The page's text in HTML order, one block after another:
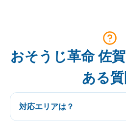
おそうじ革命 佐
ある質
対応エリアは？